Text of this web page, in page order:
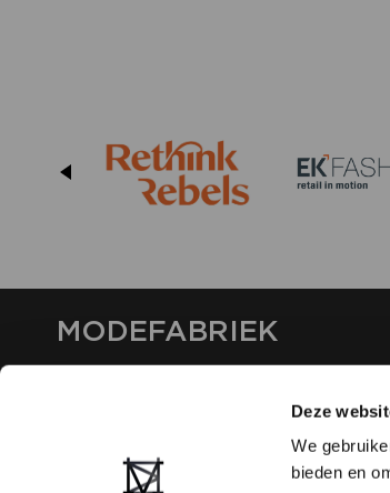
Deze
We
bieden en
MODEFABRIEK